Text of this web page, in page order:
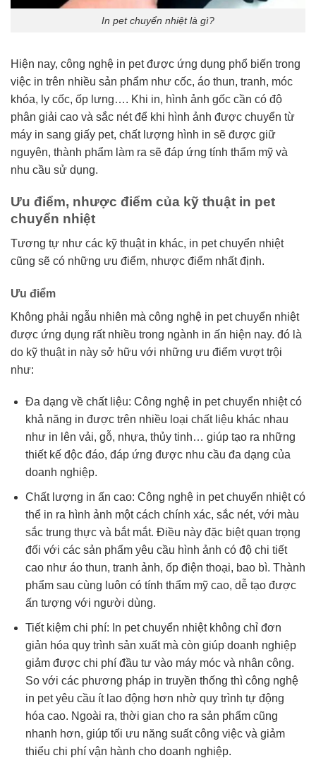
In pet chuyển nhiệt là gì?
Hiện nay, công nghệ in pet được ứng dụng phổ biến trong
việc in trên nhiều sản phẩm như cốc, áo thun, tranh, móc
khóa, ly cốc, ốp lưng…. Khi in, hình ảnh gốc cần có độ
phân giải cao và sắc nét để khi hình ảnh được chuyển từ
máy in sang giấy pet, chất lượng hình in sẽ được giữ
nguyên, thành phẩm làm ra sẽ đáp ứng tính thẩm mỹ và
nhu cầu sử dụng.
Ưu điểm, nhược điểm của kỹ thuật in pet
chuyển nhiệt
Tương tự như các kỹ thuật in khác, in pet chuyển nhiệt
cũng sẽ có những ưu điểm, nhược điểm nhất định.
Ưu điểm
Không phải ngẫu nhiên mà công nghệ in pet chuyển nhiệt
được ứng dụng rất nhiều trong ngành in ấn hiện nay. đó là
do kỹ thuật in này sở hữu với những ưu điểm vượt trội
như:
Đa dạng về chất liệu: Công nghệ in pet chuyển nhiệt có
khả năng in được trên nhiều loại chất liệu khác nhau
như in lên vải, gỗ, nhựa, thủy tinh… giúp tạo ra những
thiết kế độc đáo, đáp ứng được nhu cầu đa dạng của
doanh nghiệp.
Chất lượng in ấn cao: Công nghệ in pet chuyển nhiệt có
thể in ra hình ảnh một cách chính xác, sắc nét, với màu
sắc trung thực và bắt mắt. Điều này đặc biệt quan trọng
đối với các sản phẩm yêu cầu hình ảnh có độ chi tiết
cao như áo thun, tranh ảnh, ốp điện thoại, bao bì. Thành
phẩm sau cùng luôn có tính thẩm mỹ cao, dễ tạo được
ấn tượng với người dùng.
Tiết kiệm chi phí: In pet chuyển nhiệt không chỉ đơn
giản hóa quy trình sản xuất mà còn giúp doanh nghiệp
giảm được chi phí đầu tư vào máy móc và nhân công.
So với các phương pháp in truyền thống thì công nghệ
in pet yêu cầu ít lao động hơn nhờ quy trình tự động
hóa cao. Ngoài ra, thời gian cho ra sản phẩm cũng
nhanh hơn, giúp tối ưu năng suất công việc và giảm
thiểu chi phí vận hành cho doanh nghiệp.